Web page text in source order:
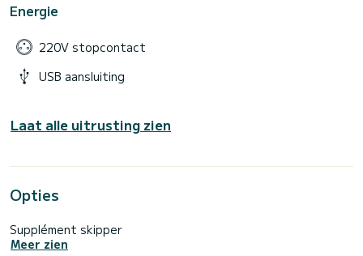
Energie
220V stopcontact
USB aansluiting
Laat alle uitrusting zien
Opties
Supplément skipper
Meer zien